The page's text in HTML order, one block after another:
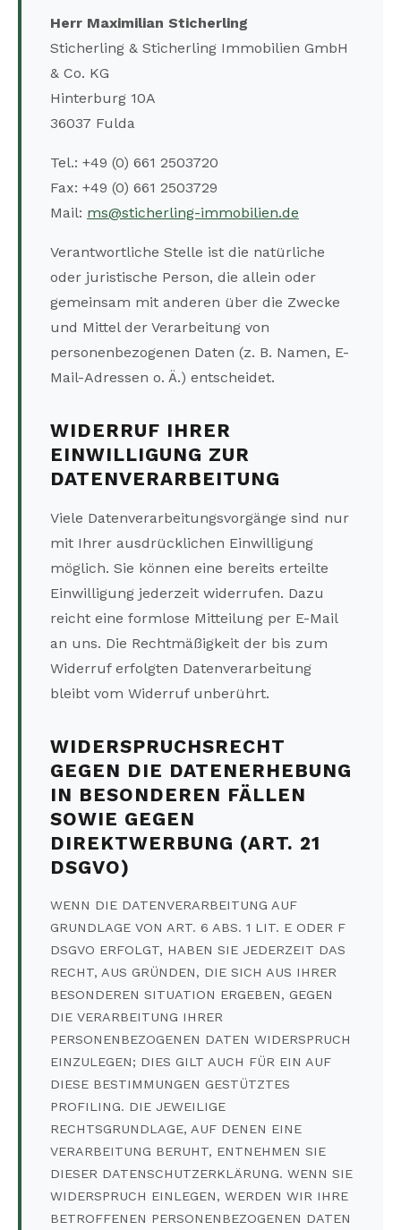
Herr Maximilian Sticherling
Sticherling & Sticherling Immobilien GmbH
& Co. KG
Hinterburg 10A
36037 Fulda
Tel.: +49 (0) 661 2503720
Fax: +49 (0) 661 2503729
Mail: ms@sticherling-immobilien.de
Verantwortliche Stelle ist die natürliche
oder juristische Person, die allein oder
gemeinsam mit anderen über die Zwecke
und Mittel der Verarbeitung von
personenbezogenen Daten (z. B. Namen, E-
Mail-Adressen o. Ä.) entscheidet.
WIDERRUF IHRER
EINWILLIGUNG ZUR
DATENVERARBEITUNG
Viele Datenverarbeitungsvorgänge sind nur
mit Ihrer ausdrücklichen Einwilligung
möglich. Sie können eine bereits erteilte
Einwilligung jederzeit widerrufen. Dazu
reicht eine formlose Mitteilung per E-Mail
an uns. Die Rechtmäßigkeit der bis zum
Widerruf erfolgten Datenverarbeitung
bleibt vom Widerruf unberührt.
WIDERSPRUCHSRECHT
GEGEN DIE DATENERHEBUNG
IN BESONDEREN FÄLLEN
SOWIE GEGEN
DIREKTWERBUNG (ART. 21
DSGVO)
WENN DIE DATENVERARBEITUNG AUF
GRUNDLAGE VON ART. 6 ABS. 1 LIT. E ODER F
DSGVO ERFOLGT, HABEN SIE JEDERZEIT DAS
RECHT, AUS GRÜNDEN, DIE SICH AUS IHRER
BESONDEREN SITUATION ERGEBEN, GEGEN
DIE VERARBEITUNG IHRER
PERSONENBEZOGENEN DATEN WIDERSPRUCH
EINZULEGEN; DIES GILT AUCH FÜR EIN AUF
DIESE BESTIMMUNGEN GESTÜTZTES
PROFILING. DIE JEWEILIGE
RECHTSGRUNDLAGE, AUF DENEN EINE
VERARBEITUNG BERUHT, ENTNEHMEN SIE
DIESER DATENSCHUTZERKLÄRUNG. WENN SIE
WIDERSPRUCH EINLEGEN, WERDEN WIR IHRE
BETROFFENEN PERSONENBEZOGENEN DATEN